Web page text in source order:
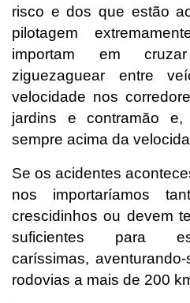
risco e dos que estão
pilotagem
importam em
ziguezaguear entre
velocidade nos
jardins e contramão
sempre acima da
Se os acidentes
nos importaríamos
crescidinhos ou devem
suficientes para
caríssimas,
rodovias a mais de 200